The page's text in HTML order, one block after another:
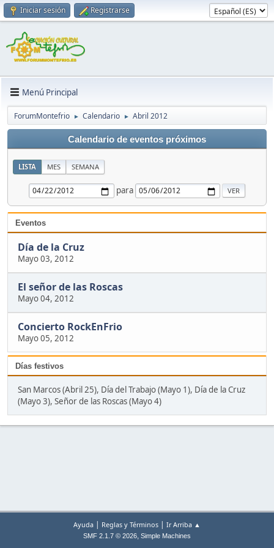
Iniciar sesión Registrarse
Menú Principal
ForumMontefrio ► Calendario ► Abril 2012
Calendario de eventos próximos
LISTA MES SEMANA
para
Eventos
Día de la Cruz
Mayo 03, 2012
El señor de las Roscas
Mayo 04, 2012
Concierto RockEnFrio
Mayo 05, 2012
Días festivos
San Marcos (Abril 25), Día del Trabajo (Mayo 1), Día de la Cruz
(Mayo 3), Señor de las Roscas (Mayo 4)
Ayuda | Reglas y Términos | Ir Arriba ▲
SMF 2.1.7 © 2026, Simple Machines